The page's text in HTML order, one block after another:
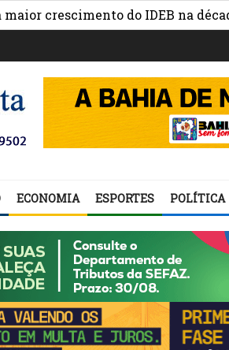
do IDEB na década
ECONOMIA ESPORTES POLÍTICA